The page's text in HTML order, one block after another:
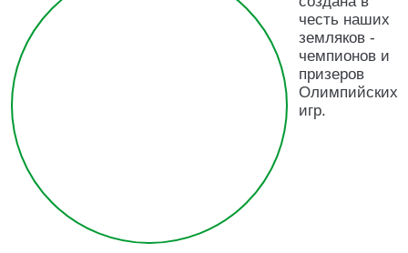
честь наших
земляков -
чемпионов и
призеров
Олимпийских
игр.